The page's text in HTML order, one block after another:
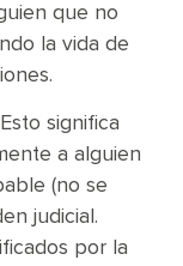
que no
la vida de
Esto significa
a alguien
(no se
judicial.
por la